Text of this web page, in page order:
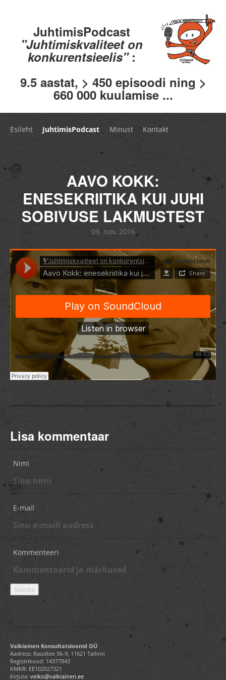
JuhtimisPodcast
"Juhtimiskvaliteet on
konkurentsieelis" :
9.5 aastat, > 450 episoodi ning >
660 000 kuulamise ...
Esileht JuhtimisPodcast Minust Kontakt
AAVO KOKK:
ENESEKRIITIKA KUI JUHI
SOBIVUSE LAKMUSTEST
09. nov, 2016
Lisa kommentaar
Nimi
E-mail
Kommenteeri
Valkiainen Konsultatsioonid OÜ
Aadress: Raudtee 56-9, 11621 Tallinn
Registrikood: 14377843
KMKR: EE102027321
Kirjuta: veiko@valkiainen.ee